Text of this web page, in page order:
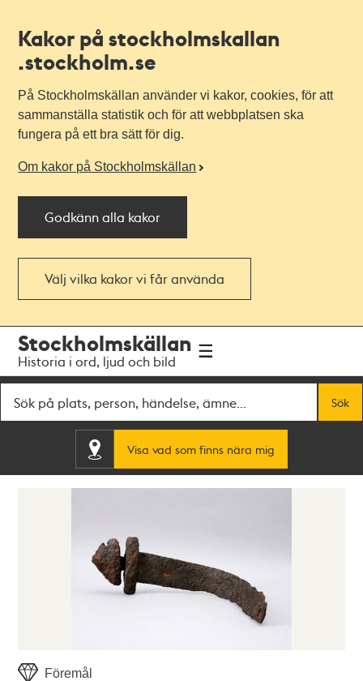
Kakor på stockholmskallan
.stockholm.se
På Stockholmskällan använder vi kakor, cookies, för att
sammanställa statistik och för att webbplatsen ska
fungera på ett bra sätt för dig.
Om kakor på Stockholmskällan
Godkänn alla kakor
Välj vilka kakor vi får använda
navigationen
huvudinnehållet
Stockholmskällan
Historia i ord, ljud och bild
Sök
Visa vad som finns nära mig
Föremål